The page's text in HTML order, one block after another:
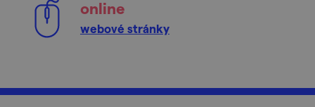
online
webové stránky